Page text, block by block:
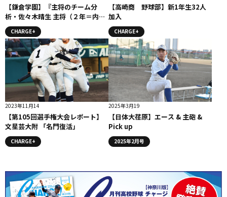
【鎌倉学園】『主将のチーム分
析・佐々木晴生 主将（２年＝内野
手）』コラム #鎌倉学園
CHARGE+
【高崎商 野球部】新1年生32人
加入
CHARGE+
2023年11月14
【第105回選手権大会レポート】
文星芸大附 「名門復活」
CHARGE+
2025年3月19
【日体大荏原】エース & 主砲 &
Pick up
2025年2月号